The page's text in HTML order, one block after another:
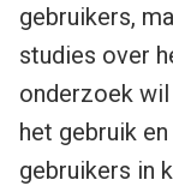
gebruikers,
studies over
onderzoek
het gebruik
gebruikers in